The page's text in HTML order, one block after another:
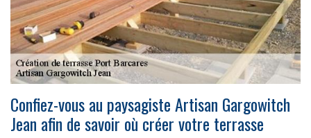
Confiez-vous au paysagiste Artisan Gargowitch
Jean afin de savoir où créer votre terrasse